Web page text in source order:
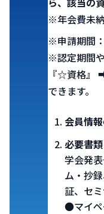
※年会費未
※申請期間
※認定期間
『☆資格』
できます。
会員情
必要書
学会発
ム・抄
証、セ
●マイペ